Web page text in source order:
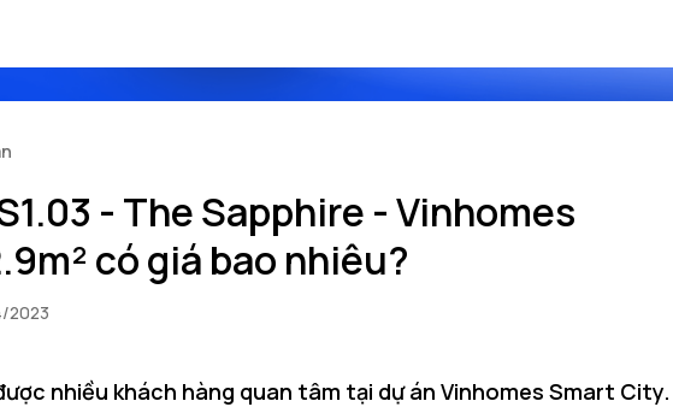
- The Sapphire - Vinhomes
có giá bao nhiêu?
2023
nhiều khách hàng quan tâm tại dự án Vinhomes Smart City.